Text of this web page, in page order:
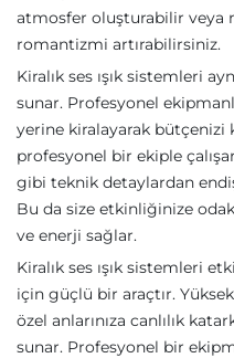
atmosfer oluşturabilir veya
romantizmi artırabilirsiniz.
Kiralık ses ışık sistemleri
sunar. Profesyonel
yerine kiralayarak bütçenizi
profesyonel bir ekiple
gibi teknik detaylardan
Bu da size etkinliğinize
ve enerji sağlar.
Kiralık ses ışık sistemleri
için güçlü bir araçtır.
özel anlarınıza canlılık
sunar. Profesyonel bir